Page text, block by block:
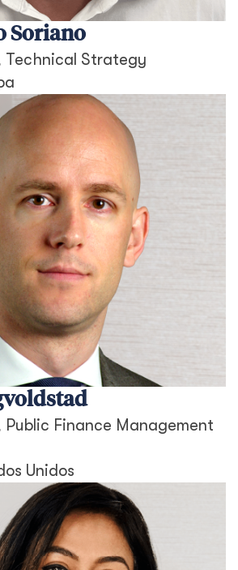
Soriano
Technical Strategy
Public Finance Management
Unidos